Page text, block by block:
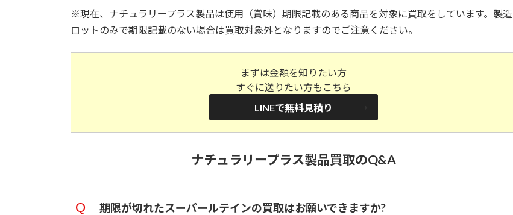
※現在、ナチュラリープラス製品は使用（賞味）期限記載のある商品を対象に買取をしています。製造
ロットのみで期限記載のない場合は買取対象外となりますのでご注意ください。
まずは金額を知りたい方
すぐに送りたい方もこちら
LINEで無料見積り
ナチュラリープラス製品買取のQ&A
期限が切れたスーパールテインの買取はお願いできますか?